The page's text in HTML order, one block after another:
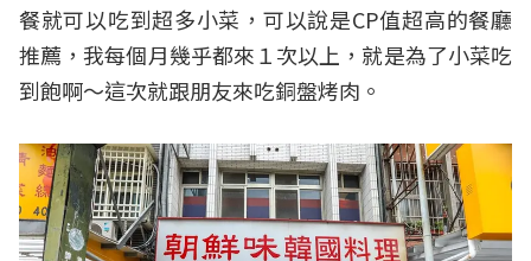
餐就可以吃到超多小菜，可以說是CP值超高的餐廳
推薦，我每個月幾乎都來１次以上，就是為了小菜吃
到飽啊～這次就跟朋友來吃銅盤烤肉。